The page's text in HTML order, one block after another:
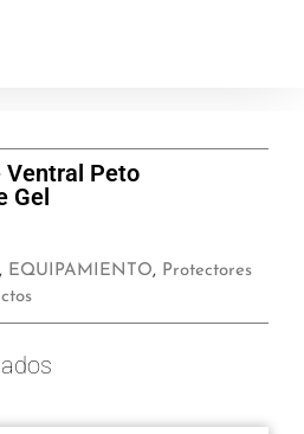
Ventral Peto
Gel
, EQUIPAMIENTO, Protectores